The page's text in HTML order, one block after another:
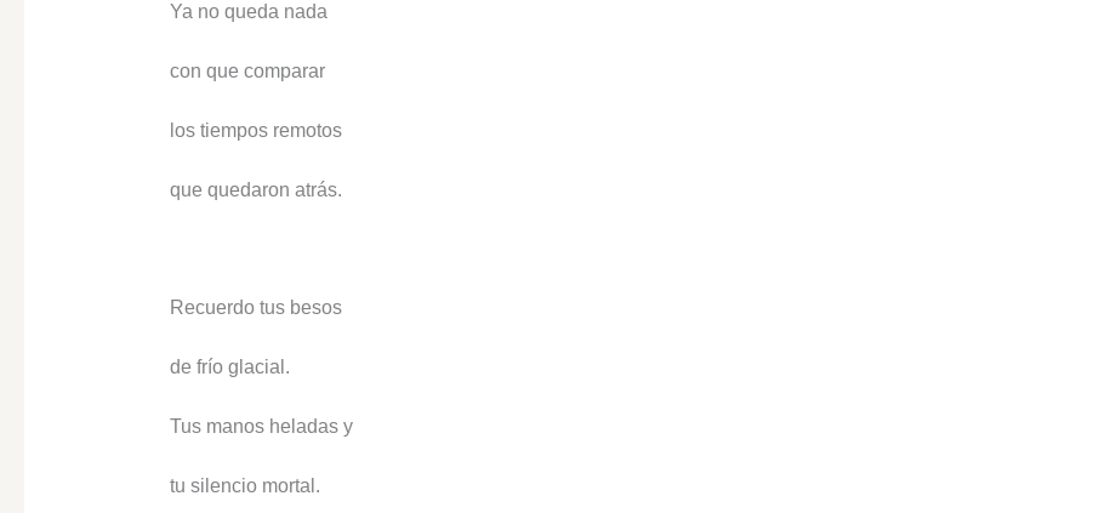
Ya no queda nada
con que comparar
los tiempos remotos
que quedaron atrás.
Recuerdo tus besos
de frío glacial.
Tus manos heladas y
tu silencio mortal.